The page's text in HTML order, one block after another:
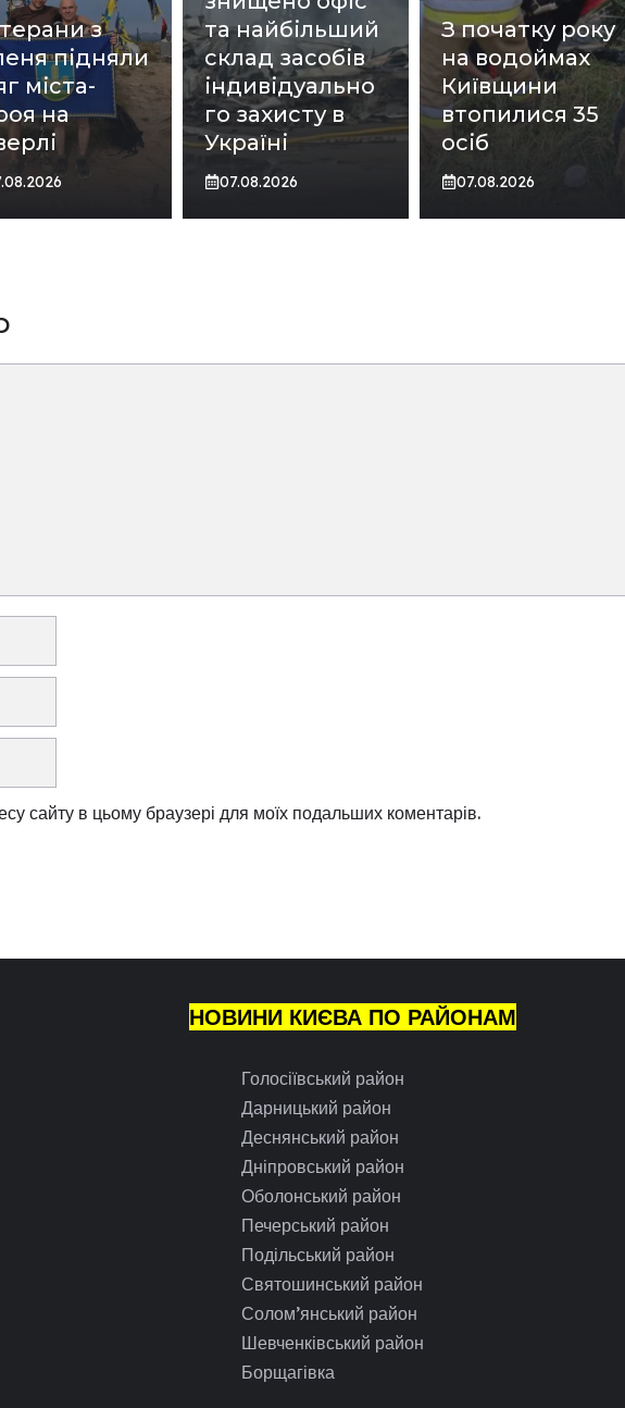
з
підняли
міста-
на
та найбільший
склад засобів
індивідуально
го захисту в
Україні
07.08.2026
З початку року
на водоймах
Київщини
втопилися 35
осіб
07.08.2026
сайту в цьому браузері для моїх подальших коментарів.
НОВИНИ КИЄВА ПО РАЙОНАМ
Голосіївський район
Дарницький район
Деснянський район
Дніпровський район
Оболонський район
Печерський район
Подільський район
Святошинський район
Солом’янський район
Шевченківський район
Борщагівка